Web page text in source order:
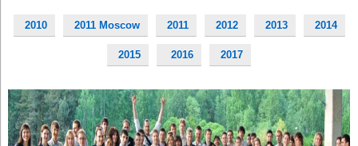
2010 2011 Moscow 2011 2012 2013 2014
2015 2016 2017